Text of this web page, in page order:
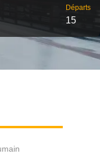
Départs
15